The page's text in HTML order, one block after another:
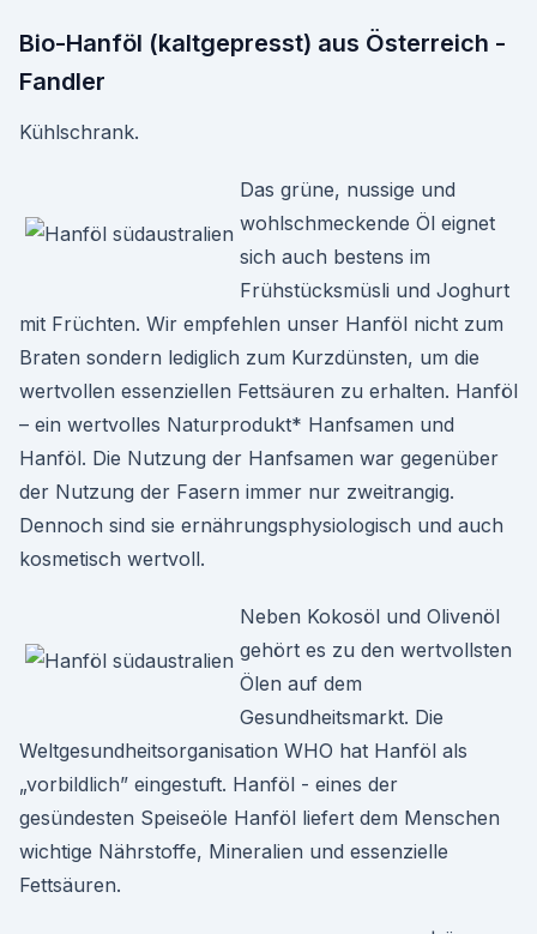
Bio-Hanföl (kaltgepresst) aus Österreich -
Fandler
Kühlschrank.
Das grüne, nussige und
wohlschmeckende Öl eignet
sich auch bestens im
Frühstücksmüsli und Joghurt
mit Früchten. Wir empfehlen unser Hanföl nicht zum
Braten sondern lediglich zum Kurzdünsten, um die
wertvollen essenziellen Fettsäuren zu erhalten. Hanföl
– ein wertvolles Naturprodukt* Hanfsamen und
Hanföl. Die Nutzung der Hanfsamen war gegenüber
der Nutzung der Fasern immer nur zweitrangig.
Dennoch sind sie ernährungsphysiologisch und auch
kosmetisch wertvoll.
Neben Kokosöl und Olivenöl
gehört es zu den wertvollsten
Ölen auf dem
Gesundheitsmarkt. Die
Weltgesundheitsorganisation WHO hat Hanföl als
„vorbildlich” eingestuft. Hanföl - eines der
gesündesten Speiseöle Hanföl liefert dem Menschen
wichtige Nährstoffe, Mineralien und essenzielle
Fettsäuren.